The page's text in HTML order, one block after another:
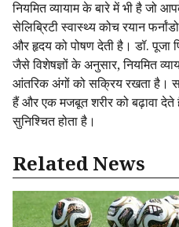
नियमित व्यायाम के बारे में भी है जो
सेलिब्रिटी स्वास्थ्य कोच रयान
और हृदय को पोषण देती है। डॉ. पूजा
जैसे विशेषज्ञों के अनुसार, नियमित
आंतरिक अंगों को सक्रिय रखता है।
हैं और एक मजबूत शरीर को बढ़ावा
सुनिश्चित होता है।
Related News